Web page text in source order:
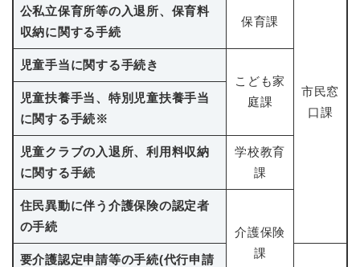
市民窓
口課
公私立保育所等の入退所、保育料
収納に関する手続
保育課
児童手当に関する手続き
こども家
庭課
児童扶養手当、特別児童扶養手当
に関する手続※
児童クラブの入退所、利用料収納
に関する手続
学校教育
課
住民異動に伴う介護保険の認定者
の手続
介護保険
課
要介護認定申請等の手続(代行申請